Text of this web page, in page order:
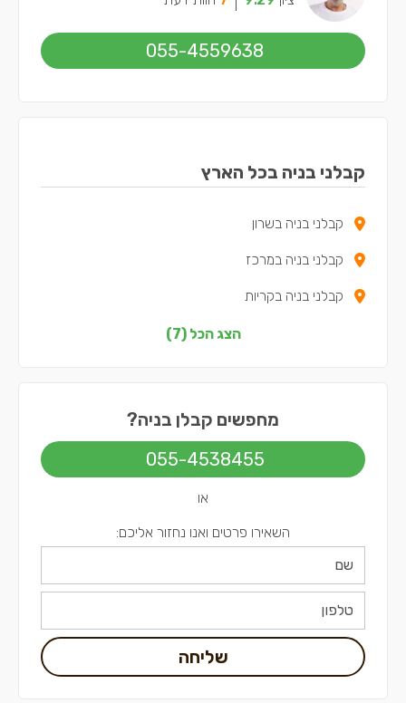
055-4559638
קבלני בניה בכל הארץ
קבלני בניה בשרון
קבלני בניה במרכז
קבלני בניה בקריות
קבלני בניה בשפלה
קבלני בניה בתל אביב
הצג הכל (7)
מחפשים קבלן בניה?
055-4538455
או
השאירו פרטים ואנו נחזור אליכם:
שליחה